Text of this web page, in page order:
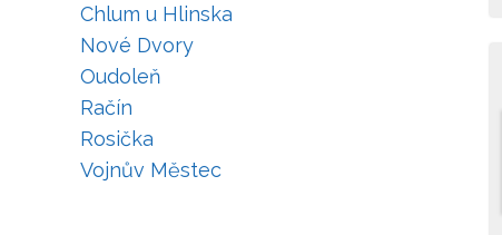
Chlum u Hlinska
Nové Dvory
Oudoleň
Račín
Rosička
Vojnův Městec